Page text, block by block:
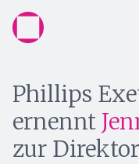
Phillips
ernennt
zur